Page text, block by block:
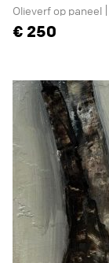
Olieverf op paneel
250